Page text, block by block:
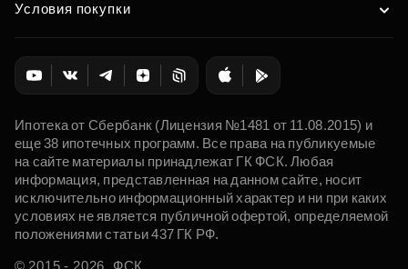
Условия покупки
Ипотека от Сбербанк (Лицензия №1481 от 11.08.2015) и
еще 38 ипотечных программ. Все права на публикуемые
на сайте материалы принадлежат ГК ФСК. Любая
информация, представленная на данном сайте, носит
исключительно информационный характер и ни при каких
условиях не является публичной офертой, определяемой
положениями статьи 437 ГК РФ.
© 2015 - 2026. ФСК